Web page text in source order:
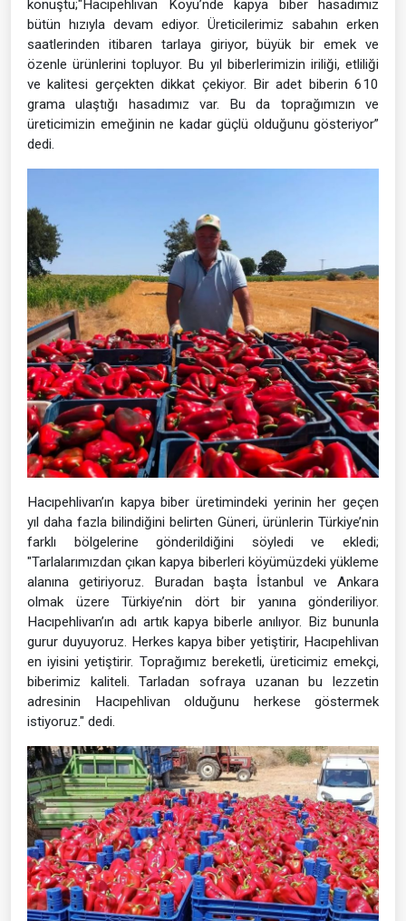
konuştu;"Hacıpehlivan Köyü’nde kapya biber hasadımız
bütün hızıyla devam ediyor. Üreticilerimiz sabahın erken
saatlerinden itibaren tarlaya giriyor, büyük bir emek ve
özenle ürünlerini topluyor. Bu yıl biberlerimizin iriliği, etliliği
ve kalitesi gerçekten dikkat çekiyor. Bir adet biberin 610
grama ulaştığı hasadımız var. Bu da toprağımızın ve
üreticimizin emeğinin ne kadar güçlü olduğunu gösteriyor”
dedi.
Hacıpehlivan’ın kapya biber üretimindeki yerinin her geçen
yıl daha fazla bilindiğini belirten Güneri, ürünlerin Türkiye’nin
farklı bölgelerine gönderildiğini söyledi ve ekledi;
"Tarlalarımızdan çıkan kapya biberleri köyümüzdeki yükleme
alanına getiriyoruz. Buradan başta İstanbul ve Ankara
olmak üzere Türkiye’nin dört bir yanına gönderiliyor.
Hacıpehlivan’ın adı artık kapya biberle anılıyor. Biz bununla
gurur duyuyoruz. Herkes kapya biber yetiştirir, Hacıpehlivan
en iyisini yetiştirir. Toprağımız bereketli, üreticimiz emekçi,
biberimiz kaliteli. Tarladan sofraya uzanan bu lezzetin
adresinin Hacıpehlivan olduğunu herkese göstermek
istiyoruz." dedi.